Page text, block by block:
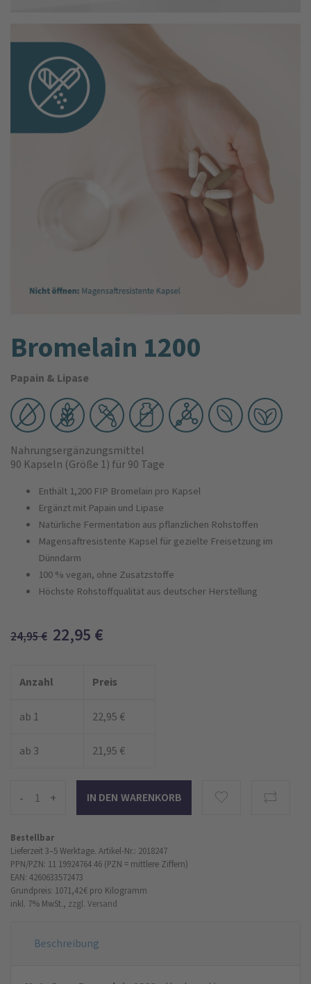
Bromelain 1200
Papain & Lipase
Nahrungsergänzungsmittel
90 Kapseln (Größe 1) für 90 Tage
Enthält 1,200 FIP Bromelain pro Kapsel
Ergänzt mit Papain und Lipase
Natürliche Fermentation aus pflanzlichen Rohstoffen
Magensaftresistente Kapsel für gezielte Freisetzung im
Dünndarm
100 % vegan, ohne Zusatzstoffe
Höchste Rohstoffqualität aus deutscher Herstellung
24,95€ 22,95 €
Anzahl Preis
ab 1 22,95 €
ab 3 21,95 €
- +
Bestellbar
Lieferzeit 3–5 Werktage. Artikel-Nr.: 2018247
PPN/PZN: 11 19924764 46 (PZN = mittlere Ziffern)
EAN: 4260633572473
Grundpreis: 1071,42 € pro Kilogramm
inkl. 7% MwSt., zzgl. Versand
Beschreibung